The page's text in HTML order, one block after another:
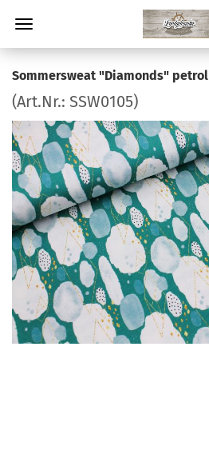
Sommersweat "Diamonds" petrol
(Art.Nr.: SSW0105)